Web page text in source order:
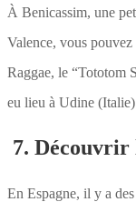
À Benicassim, une
Valence, vous
Raggae, le “Tototom
eu lieu à Udine
7. Découvrir
En Espagne, il y a